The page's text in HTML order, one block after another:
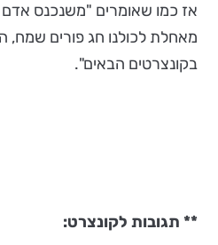
אז כמו שאומרים "משנכנס אדם
מאחלת לכולנו חג פורים
בקונצרטים הבאים".
** תגובות לקונצרט: